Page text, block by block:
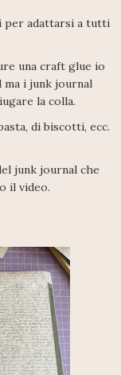
per adattarsi a tutti
una craft glue io
ma i junk journal
la colla.
di biscotti, ecc.
junk journal che
il video.